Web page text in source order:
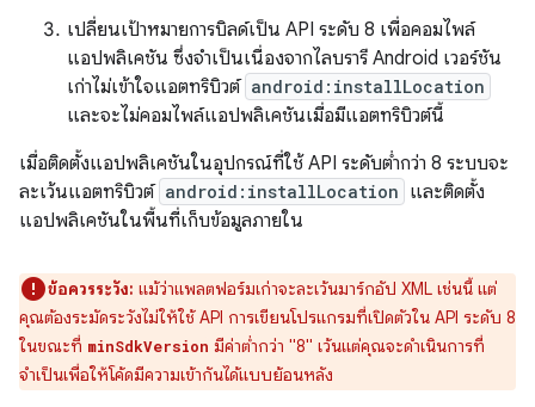
เปลี่ยนเป้าหมายการบิลด์เป็น API ระดับ 8 เพื่อคอมไพล์
แอปพลิเคชัน ซึ่งจำเป็นเนื่องจากไลบรารี Android เวอร์ชัน
เก่าไม่เข้าใจแอตทริบิวต์ android:installLocation
และจะไม่คอมไพล์แอปพลิเคชันเมื่อมีแอตทริบิวต์นี้
เมื่อติดตั้งแอปพลิเคชันในอุปกรณ์ที่ใช้ API ระดับต่ำกว่า 8 ระบบจะ
ละเว้นแอตทริบิวต์ android:installLocation และติดตั้ง
แอปพลิเคชันในพื้นที่เก็บข้อมูลภายใน
ข้อควรระวัง: แม้ว่าแพลตฟอร์มเก่าจะละเว้นมาร์กอัป XML เช่นนี้ แต่
คุณต้องระมัดระวังไม่ให้ใช้ API การเขียนโปรแกรมที่เปิดตัวใน API ระดับ 8
ในขณะที่ minSdkVersion มีค่าต่ำกว่า "8" เว้นแต่คุณจะดำเนินการที่
จำเป็นเพื่อให้โค้ดมีความเข้ากันได้แบบย้อนหลัง